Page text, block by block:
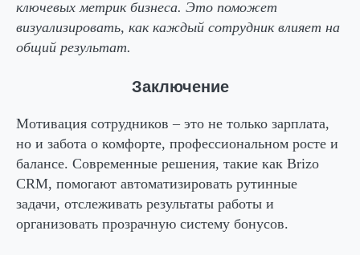
ключевых метрик бизнеса. Это поможет
визуализировать, как каждый сотрудник влияет на
общий результат.
Заключение
Мотивация сотрудников – это не только зарплата,
но и забота о комфорте, профессиональном росте и
балансе. Современные решения, такие как Brizo
CRM, помогают автоматизировать рутинные
задачи, отслеживать результаты работы и
организовать прозрачную систему бонусов.